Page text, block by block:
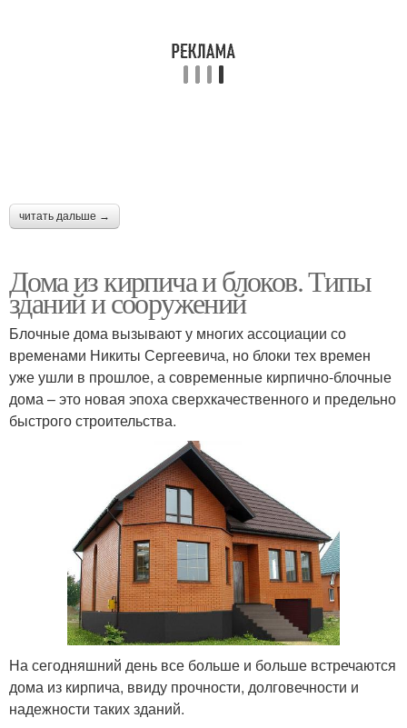
читать дальше →
Дома из кирпича и блоков. Типы
зданий и сооружений
Блочные дома вызывают у многих ассоциации со
временами Никиты Сергеевича, но блоки тех времен
уже ушли в прошлое, а современные кирпично-блочные
дома – это новая эпоха сверхкачественного и предельно
быстрого строительства.
На сегодняшний день все больше и больше встречаются
дома из кирпича, ввиду прочности, долговечности и
надежности таких зданий.